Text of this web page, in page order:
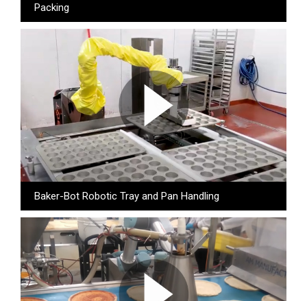
Packing
Baker-Bot Robotic Tray and Pan Handling